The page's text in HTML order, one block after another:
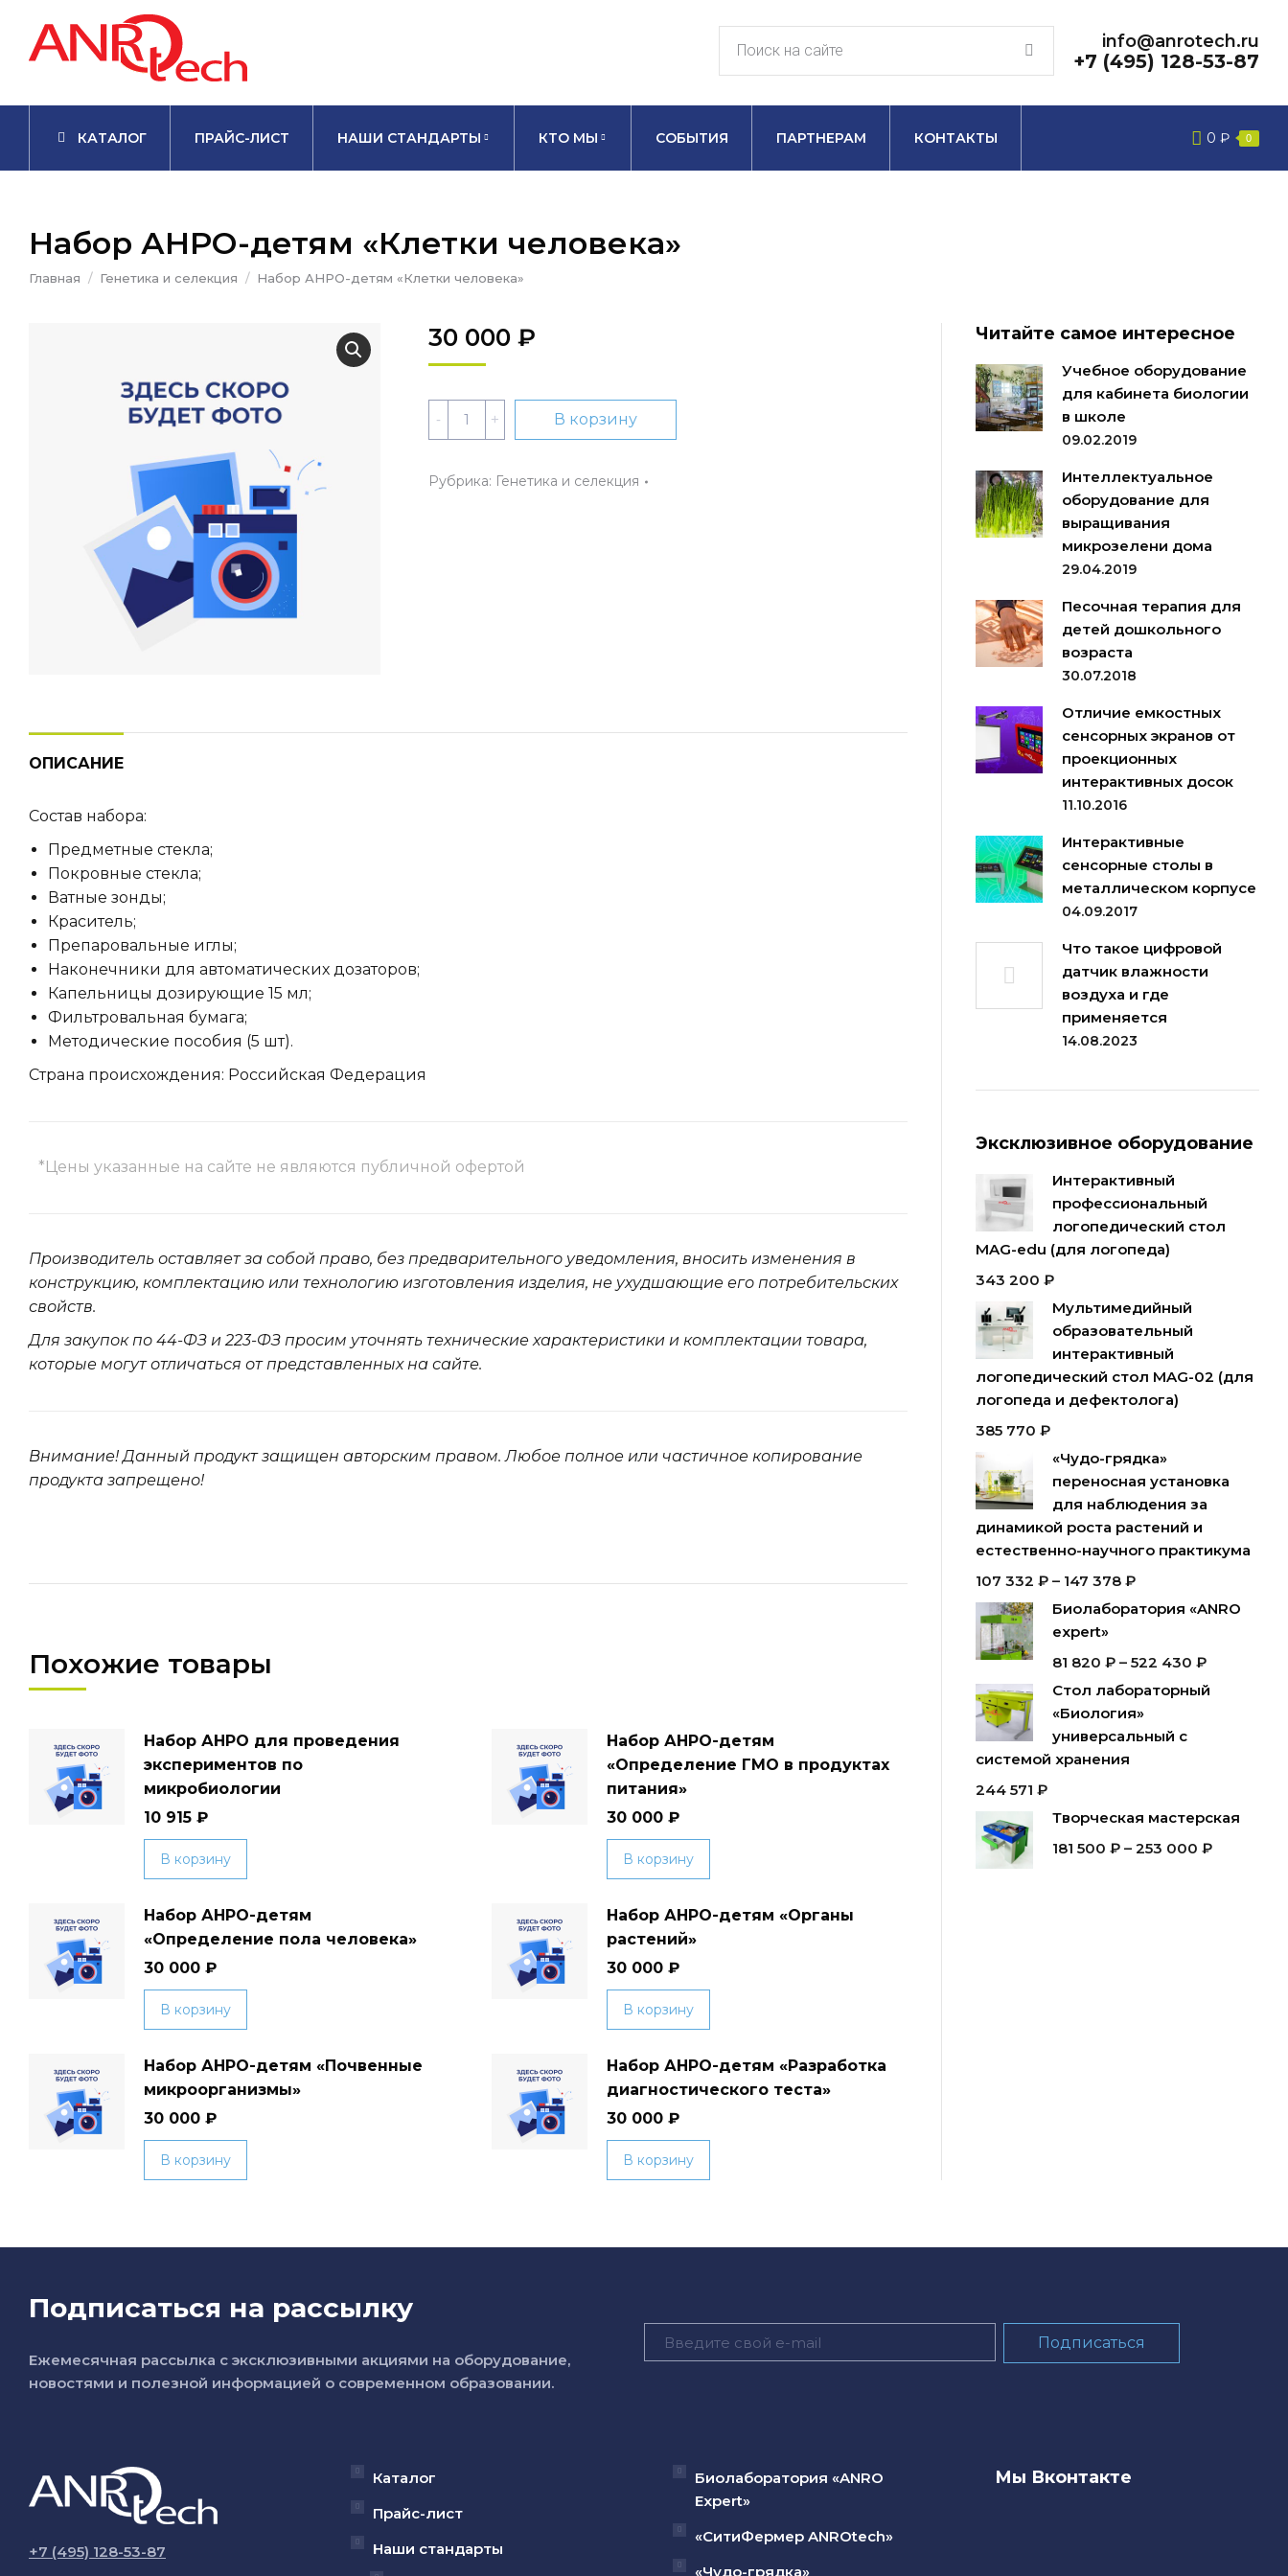
info@anrotech.ru
+7 (495) 128-53-87
КАТАЛОГ ПРАЙС-ЛИСТ НАШИ СТАНДАРТЫ КТО МЫ СОБЫТИЯ ПАРТНЕРАМ КОНТАКТЫ 0 ₽ 0
Набор АНРО-детям «Клетки человека»
Вы здесь:
Главная Генетика и селекция Набор АНРО-детям «Клетки человека»
30 000 ₽
Количество
Набор
детям
В корзину
Рубрика: Генетика и селекция
ОПИСАНИЕ
Состав набора:
Предметные стекла;
Покровные стекла;
Ватные зонды;
Краситель;
Препаровальные иглы;
Наконечники для автоматических дозаторов;
Капельницы дозирующие 15 мл;
Фильтровальная бумага;
Методические пособия (5 шт).
Страна происхождения: Российская Федерация
*Цены указанные на сайте не являются публичной офертой
Производитель оставляет за собой право, без предварительного уведомления, вносить изменения в
конструкцию, комплектацию или технологию изготовления изделия, не ухудшающие его потребительских
свойств.
Для закупок по 44-ФЗ и 223-ФЗ просим уточнять технические характеристики и комплектации товара,
которые могут отличаться от представленных на сайте.
Внимание! Данный продукт защищен авторским правом. Любое полное или частичное копирование
продукта запрещено!
Похожие товары
Набор АНРО для проведения
экспериментов по
микробиологии
10 915 ₽
В корзину
Набор АНРО-детям
«Определение ГМО в продуктах
питания»
30 000₽
В корзину
Набор АНРО-детям
«Определение пола человека»
30 000 ₽
В корзину
Набор АНРО-детям «Органы
растений»
30 000₽
В корзину
Набор АНРО-детям «Почвенные
микроорганизмы»
30 000 ₽
В корзину
Набор АНРО-детям «Разработка
диагностического теста»
30 000₽
В корзину
Читайте самое интересное
Учебное оборудование
для кабинета биологии
в школе
09.02.2019
Интеллектуальное
оборудование для
выращивания
микрозелени дома
29.04.2019
Песочная терапия для
детей дошкольного
возраста
30.07.2018
Отличие емкостных
сенсорных экранов от
проекционных
интерактивных досок
11.10.2016
Интерактивные
сенсорные столы в
металлическом корпусе
04.09.2017
Что такое цифровой
датчик влажности
воздуха и где
применяется
14.08.2023
Эксклюзивное оборудование
Интерактивный
профессиональный
логопедический стол
MAG-edu (для логопеда)
343 200 ₽
Мультимедийный
образовательный
интерактивный
логопедический стол MAG-02 (для
логопеда и дефектолога)
385 770 ₽
«Чудо-грядка»
переносная установка
для наблюдения за
динамикой роста растений и
естественно-научного практикума
107 332 ₽– 147 378 ₽
Биолаборатория «ANRO
expert»
81 820 ₽– 522 430 ₽
Стол лабораторный
«Биология»
универсальный с
системой хранения
244 571 ₽
Творческая мастерская
181 500 ₽– 253 000 ₽
Подписаться на рассылку
Ежемесячная рассылка с эксклюзивными акциями на оборудование,
новостями и полезной информацией о современном образовании.
+7 (495) 128-53-87
Каталог
Прайс-лист
Наши стандарты
Биолаборатория «ANRO
Expert»
«СитиФермер ANROtech»
«Чудо-грядка»
Мы Вконтакте